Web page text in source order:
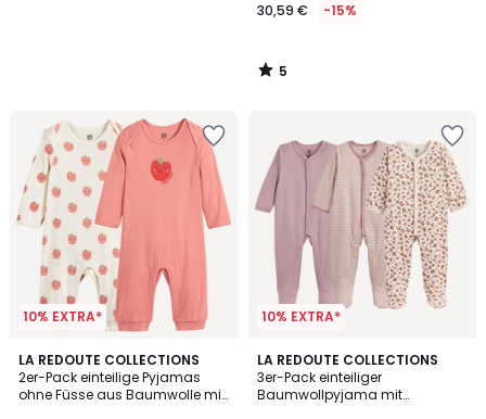
30,59 € -15%
5
/
10% EXTRA*
LA REDOUTE COLLECTIONS
2er-Pack einteilige Pyjamas
ohne Füsse aus Baumwolle mit
10% EXTRA*
LA REDOUTE COLLECTIONS
3er-Pack einteiliger
Baumwollpyjama mit
5
/
5